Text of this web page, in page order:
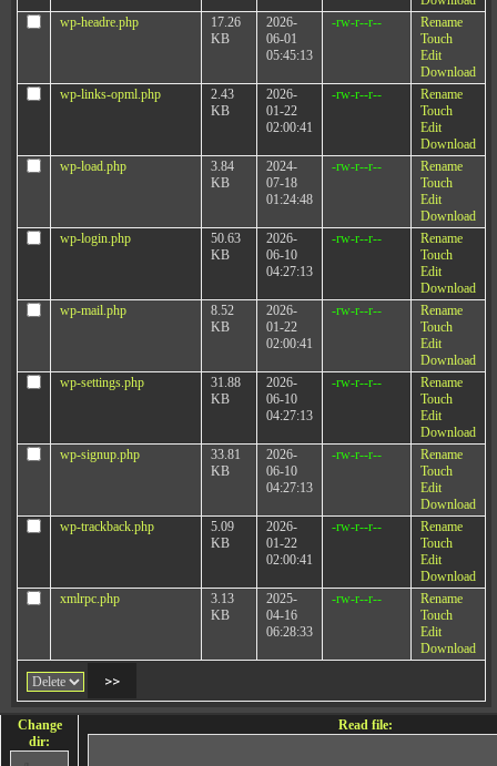
wp-headre.php
17.26
KB
2026-
06-01
05:45:13
-rw-r--r--
Rename
Touch
Edit
Download
wp-links-opml.php
2.43
KB
2026-
01-22
02:00:41
-rw-r--r--
Rename
Touch
Edit
Download
wp-load.php
3.84
KB
2024-
07-18
01:24:48
-rw-r--r--
Rename
Touch
Edit
Download
wp-login.php
50.63
KB
2026-
06-10
04:27:13
-rw-r--r--
Rename
Touch
Edit
Download
wp-mail.php
8.52
KB
2026-
01-22
02:00:41
-rw-r--r--
Rename
Touch
Edit
Download
wp-settings.php
31.88
KB
2026-
06-10
04:27:13
-rw-r--r--
Rename
Touch
Edit
Download
wp-signup.php
33.81
KB
2026-
06-10
04:27:13
-rw-r--r--
Rename
Touch
Edit
Download
wp-trackback.php
5.09
KB
2026-
01-22
02:00:41
-rw-r--r--
Rename
Touch
Edit
Download
xmlrpc.php
3.13
KB
2025-
04-16
06:28:33
-rw-r--r--
Rename
Touch
Edit
Download
Change
dir:
Read file: